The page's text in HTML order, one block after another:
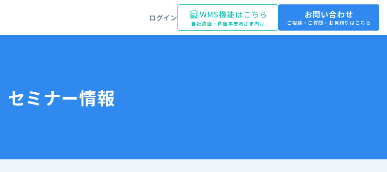
ログイン WMS機能はこちら
自社倉庫・倉庫事業者さま向け
お問い合わせ
ご相談・ご質問・お見積りはこちら
セミナー情報